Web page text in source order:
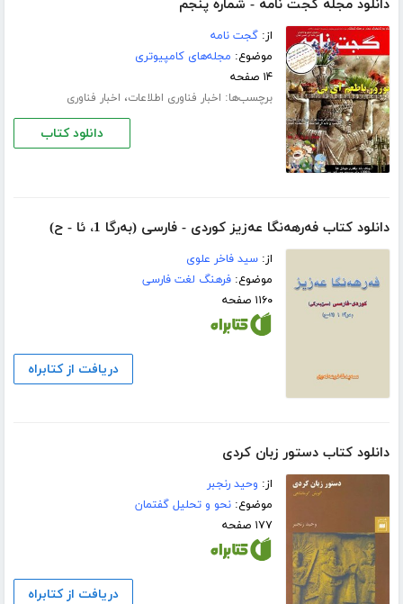
دانلود مجله گجت نامه - شماره پنجم
از:گجت نامه
موضوع: مجله‌های کامپیوتری
۱۴ صفحه
برچسب‌ها: اخبار فناوری اطلاعات، اخبار فناوری
دانلود کتاب
دانلود کتاب فه‌رهه‌نگا عه‌زیز کوردی - فارسی (به‌رگا 1، ئا - ح)
از:سید فاخر علوی
موضوع:فرهنگ لغت فارسی
۱۱۶۰ صفحه
دریافت از کتابراه
دانلود کتاب دستور زبان کردی
از: وحید رنجبر
موضوع:نحو و تحلیل گفتمان
۱۷۷ صفحه
دریافت از کتابراه